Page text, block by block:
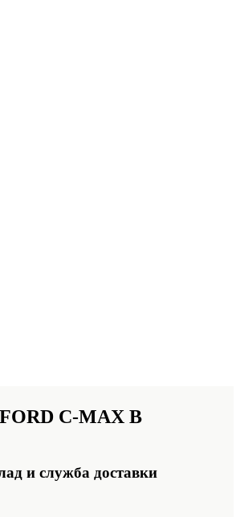
C-MAX В
и служба доставки